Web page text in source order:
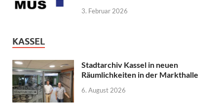
3. Februar 2026
KASSEL
Stadtarchiv Kassel in neuen
Räumlichkeiten in der Markthalle
6. August 2026